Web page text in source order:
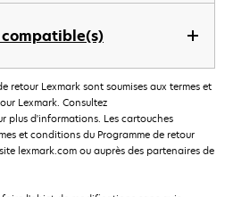
retour Lexmark sont soumises aux termes et
Lexmark. Consultez
plus d'informations. Les cartouches
et conditions du Programme de retour
lexmark.com ou auprès des partenaires de